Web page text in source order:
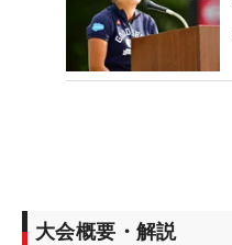
大会概要・解説